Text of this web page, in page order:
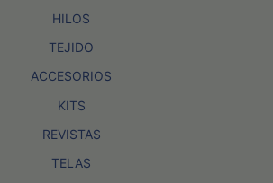
HILOS
TEJIDO
ACCESORIOS
KITS
REVISTAS
TELAS